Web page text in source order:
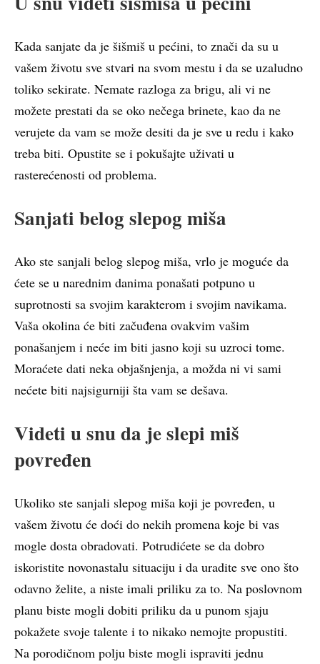
Kada sanjate da je šišmiš u pećini, to znači da su u
vašem životu sve stvari na svom mestu i da se uzaludno
toliko sekirate. Nemate razloga za brigu, ali vi ne
možete prestati da se oko nečega brinete, kao da ne
verujete da vam se može desiti da je sve u redu i kako
treba biti. Opustite se i pokušajte uživati u
rasterećenosti od problema.
Sanjati belog slepog miša
Ako ste sanjali belog slepog miša, vrlo je moguće da
ćete se u narednim danima ponašati potpuno u
suprotnosti sa svojim karakterom i svojim navikama.
Vaša okolina će biti začuđena ovakvim vašim
ponašanjem i neće im biti jasno koji su uzroci tome.
Moraćete dati neka objašnjenja, a možda ni vi sami
nećete biti najsigurniji šta vam se dešava.
Videti u snu da je slepi miš
povređen
Ukoliko ste sanjali slepog miša koji je povređen, u
vašem životu će doći do nekih promena koje bi vas
mogle dosta obradovati. Potrudićete se da dobro
iskoristite novonastalu situaciju i da uradite sve ono što
odavno želite, a niste imali priliku za to. Na poslovnom
planu biste mogli dobiti priliku da u punom sjaju
pokažete svoje talente i to nikako nemojte propustiti.
Na porodičnom polju biste mogli ispraviti jednu